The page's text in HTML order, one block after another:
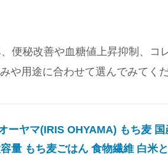
便秘改善や血糖値上昇抑制、コ
や用途に合わせて選んでみてくだ
ーヤマ(IRIS OHYAMA) もち麦
量 もち麦ごはん 食物繊維 白米